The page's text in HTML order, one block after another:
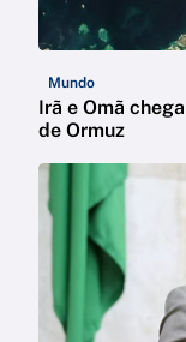
Mundo
Irã e Omã
de Ormuz